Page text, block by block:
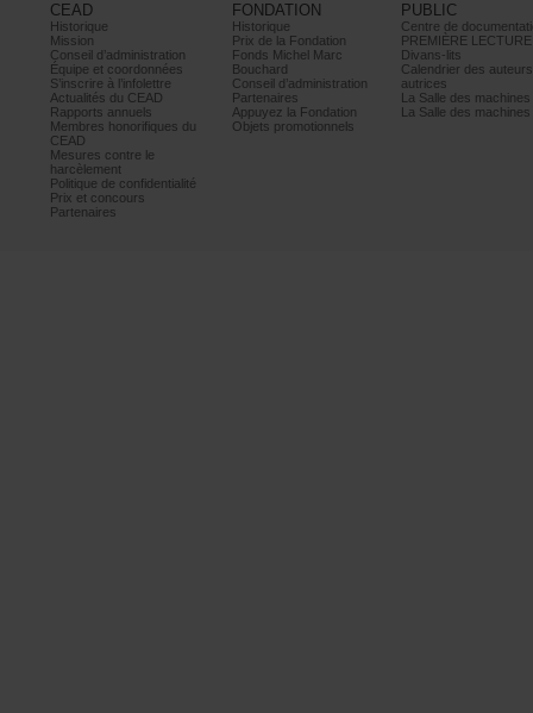
CEAD
Historique
Mission
Conseild’administration
Équipeetcoordonnées
S’inscrireàl’infolettre
ActualitésduCEAD
Rapportsannuels
Membreshonorifiquesdu
CEAD
Mesurescontrele
harcèlement
Politiquedeconfidentialité
Prixetconcours
Partenaires
FONDATION
Historique
PrixdelaFondation
FondsMichelMarc
Bouchard
Conseild’administration
Partenaires
AppuyezlaFondation
Objetspromotionnels
PUBLIC
PREMIÈRELECTURE
Divans-lits
autrices